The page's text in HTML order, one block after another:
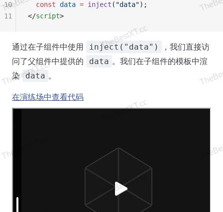
  const
data = inject ( "data");
</script>
10
11
通过在子组件中使用 inject("data")
，我们直接访
问了父组件中提供的
data 。我们在子组件的模板中渲
染 data 。
在演练场中查看代码